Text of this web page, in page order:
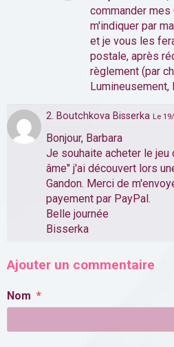
commander
m'indiquer par
et je vous les
postale, après
règlement (par
Lumineusement,
2. Boutchkova Bisserka Le
Bonjour, Barbara
Je souhaite acheter le
âme" j'ai découvert lors
Gandon. Merci de
payement par PayPal.
Belle journée
Bisserka
Ajouter un commentaire
Nom